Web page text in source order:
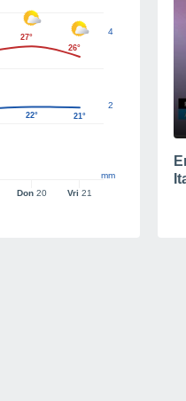
Don20 Vri 21
2
4
mm
27°
26°
22° 21°